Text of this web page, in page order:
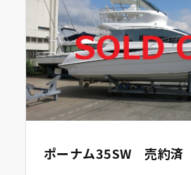
ポーナム35SW 売約済